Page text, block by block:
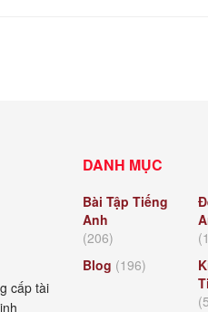
cấp tài
DANH MỤC
Bài Tập Tiếng
Anh
(206)
Blog (196)